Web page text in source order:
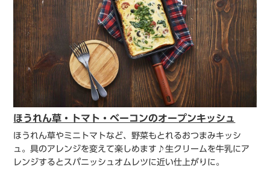
ほうれん草・トマト・ベーコンのオープンキッシュ
ほうれん草やミニトマトなど、野菜もとれるおつまみキッシ
ュ。具のアレンジを変えて楽しめます♪生クリームを牛乳にア
レンジするとスパニッシュオムレツに近い仕上がりに。